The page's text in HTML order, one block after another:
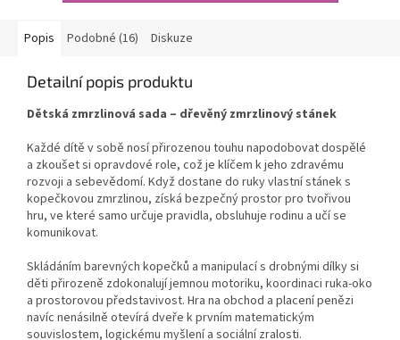
Popis Podobné (16) Diskuze
Detailní popis produktu
Dětská zmrzlinová sada – dřevěný zmrzlinový stánek
Každé dítě v sobě nosí přirozenou touhu napodobovat dospělé
a zkoušet si opravdové role, což je klíčem k jeho zdravému
rozvoji a sebevědomí. Když dostane do ruky vlastní stánek s
kopečkovou zmrzlinou, získá bezpečný prostor pro tvořivou
hru, ve které samo určuje pravidla, obsluhuje rodinu a učí se
komunikovat.
Skládáním barevných kopečků a manipulací s drobnými dílky si
děti přirozeně zdokonalují jemnou motoriku, koordinaci ruka-oko
a prostorovou představivost. Hra na obchod a placení penězi
navíc nenásilně otevírá dveře k prvním matematickým
souvislostem, logickému myšlení a sociální zralosti.